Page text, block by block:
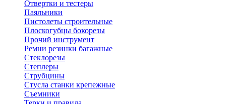
Отвертки и тестеры
Паяльники
Пистолеты строительные
Плоскогубцы бокорезы
Прочий инструмент
Ремни резинки багажные
Стеклорезы
Степлеры
Струбцины
Стусла станки крепежные
Съемники